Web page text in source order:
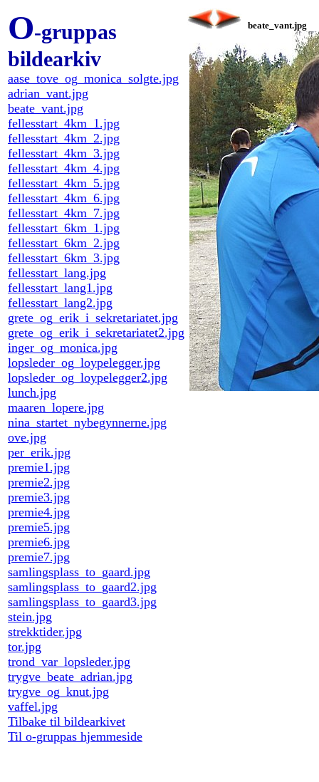
O-gruppas
bildearkiv
aase_tove_og_monica_solgte.jpg
adrian_vant.jpg
beate_vant.jpg
fellesstart_4km_1.jpg
fellesstart_4km_2.jpg
fellesstart_4km_3.jpg
fellesstart_4km_4.jpg
fellesstart_4km_5.jpg
fellesstart_4km_6.jpg
fellesstart_4km_7.jpg
fellesstart_6km_1.jpg
fellesstart_6km_2.jpg
fellesstart_6km_3.jpg
fellesstart_lang.jpg
fellesstart_lang1.jpg
fellesstart_lang2.jpg
grete_og_erik_i_sekretariatet.jpg
grete_og_erik_i_sekretariatet2.jpg
inger_og_monica.jpg
lopsleder_og_loypelegger.jpg
lopsleder_og_loypelegger2.jpg
lunch.jpg
maaren_lopere.jpg
nina_startet_nybegynnerne.jpg
ove.jpg
per_erik.jpg
premie1.jpg
premie2.jpg
premie3.jpg
premie4.jpg
premie5.jpg
premie6.jpg
premie7.jpg
samlingsplass_to_gaard.jpg
samlingsplass_to_gaard2.jpg
samlingsplass_to_gaard3.jpg
stein.jpg
strekktider.jpg
tor.jpg
trond_var_lopsleder.jpg
trygve_beate_adrian.jpg
trygve_og_knut.jpg
vaffel.jpg
Tilbake til bildearkivet
Til o-gruppas hjemmeside
beate_vant.jpg